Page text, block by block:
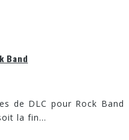
Band
de DLC pour Rock Band
la fin...